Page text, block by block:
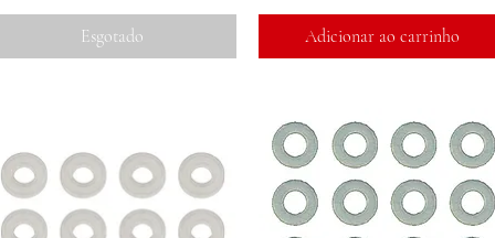
Esgotado Adicionar ao carrinho